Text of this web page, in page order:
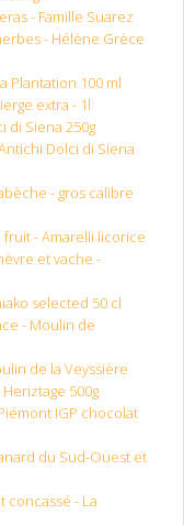
- Famille Suarez
- Hélène Grèce
Plantation 100 ml
extra - 1l
di Siena 250g
Dolci di Siena
- gros calibre
- Amarelli licorice
et vache -
selected 50 cl
- Moulin de
de la Veyssière
500g
IGP chocolat
du Sud-Ouest et
concassé - La